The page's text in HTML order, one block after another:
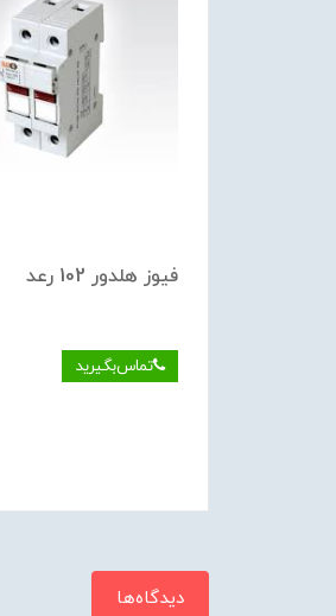
فيوز هلدور 102 رعد
تماس‌بگیرید
دیدگاه‌ها